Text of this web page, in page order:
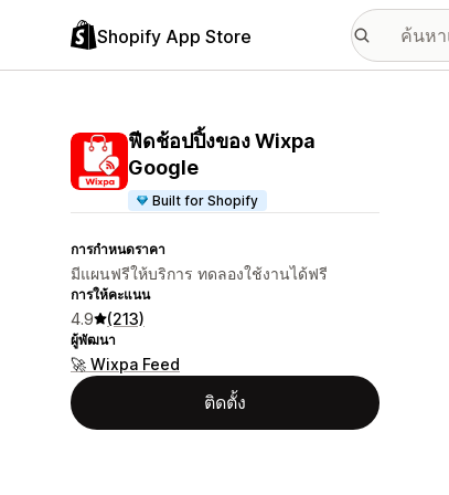
Shopify App Store
ฟีดช้อปปิ้งของ Wixpa
Google
Built for Shopify
การกำหนดราคา
มีแผนฟรีให้บริการ ทดลองใช้งานได้ฟรี
การให้คะแนน
4.9 (213)
ผู้พัฒนา
🚀 Wixpa Feed
ติดตั้ง